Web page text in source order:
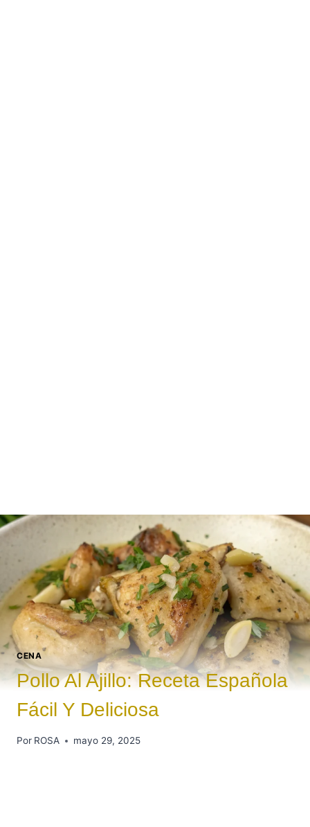
CENA
Pollo Al Ajillo: Receta Española
Fácil Y Deliciosa
Por ROSA mayo 29, 2025